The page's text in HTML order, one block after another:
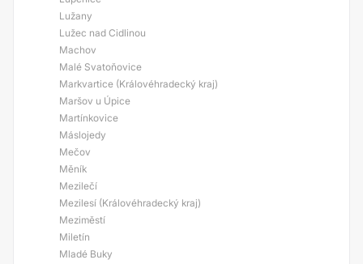
Lužany
Lužec nad Cidlinou
Machov
Malé Svatoňovice
Markvartice (Královéhradecký kraj)
Maršov u Úpice
Martínkovice
Máslojedy
Mečov
Měník
Mezilečí
Mezilesí (Královéhradecký kraj)
Meziměstí
Miletín
Mladé Buky